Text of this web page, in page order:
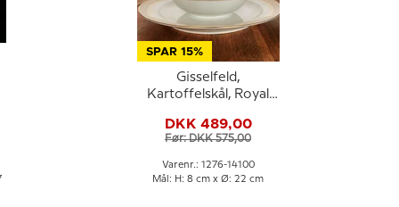
SPAR 15%
Gisselfeld,
Kartoffelskål, Royal
DKK 489,00
Før: DKK 575,00
Varenr.: 1276-14100
Mål: H: 8 cm x Ø: 22 cm